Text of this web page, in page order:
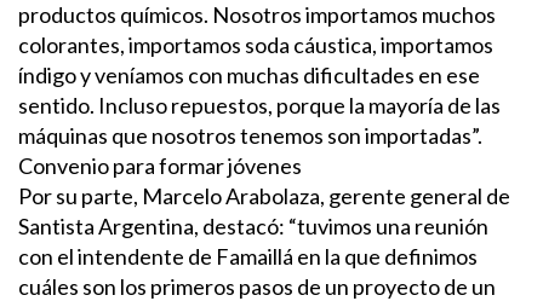
productos químicos. Nosotros importamos muchos
colorantes, importamos soda cáustica, importamos
índigo y veníamos con muchas dificultades en ese
sentido. Incluso repuestos, porque la mayoría de las
máquinas que nosotros tenemos son importadas”.
Convenio para formar jóvenes
Por su parte, Marcelo Arabolaza, gerente general de
Santista Argentina, destacó: “tuvimos una reunión
con el intendente de Famaillá en la que definimos
cuáles son los primeros pasos de un proyecto de un